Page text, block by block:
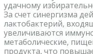
удачному
За счет синергизма
лактобактерий,
увеличиваются
метаболические,
продукта, что